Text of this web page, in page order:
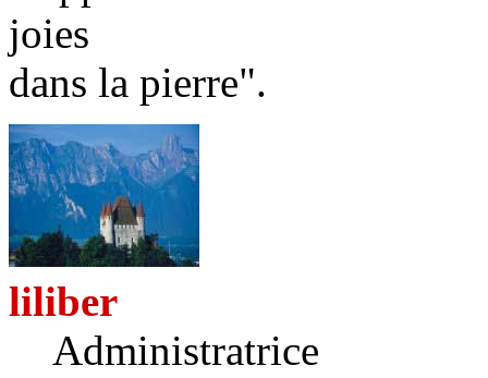
joies
dans la pierre".
liliber
Administratrice